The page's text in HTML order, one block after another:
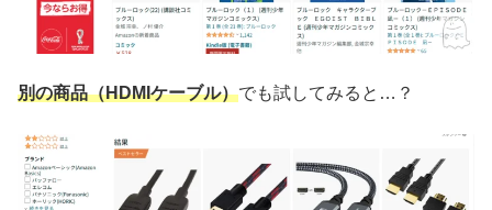
別の商品（HDMIケーブル）でも試してみると…？